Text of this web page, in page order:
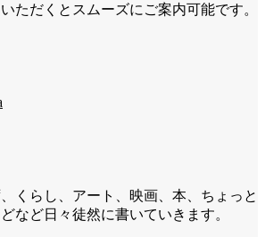
ただくとスムーズにご案内可能です。
くらし、アート、映画、本、ちょっと
など日々徒然に書いていきます。